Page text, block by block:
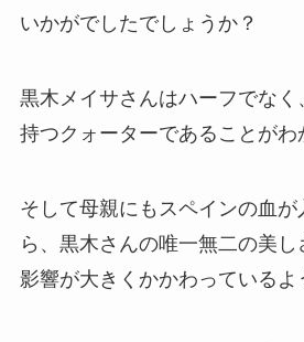
いかがでしたでしょうか？
黒木メイサさんはハーフでなく
持つクォーターであることがわ
そして母親にもスペインの血
ら、黒木さんの唯一無二の美
影響が大きくかかわっているよ